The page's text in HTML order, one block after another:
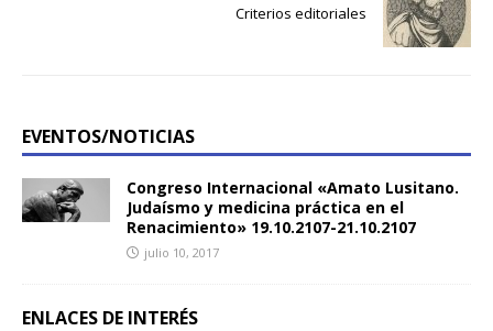
Criterios editoriales
EVENTOS/NOTICIAS
Congreso Internacional «Amato Lusitano.
Judaísmo y medicina práctica en el
Renacimiento» 19.10.2107-21.10.2107
julio 10, 2017
ENLACES DE INTERÉS